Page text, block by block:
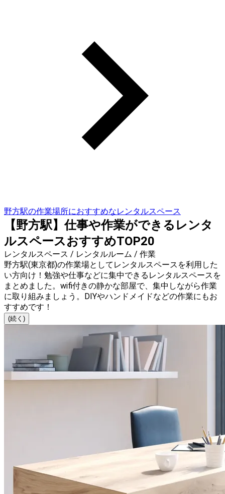
野方駅の作業場所におすすめなレンタルスペース
【野方駅】仕事や作業ができるレンタ
ルスペースおすすめTOP20
レンタルスペース / レンタルルーム / 作業
野方駅(東京都)の作業場としてレンタルスペースを利用した
い方向け！勉強や仕事などに集中できるレンタルスペースを
まとめました。wifi付きの静かな部屋で、集中しながら作業
に取り組みましょう。DIYやハンドメイドなどの作業にもお
すすめです！
(続く)